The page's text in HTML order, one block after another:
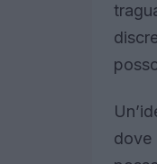
dove